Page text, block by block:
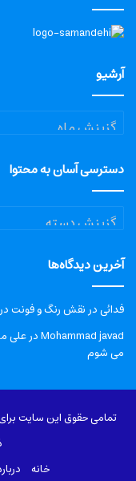
آرشیو
آرشیو
دسترسی آسان به محتوا
دسترسی
آسان
محتوا
آخرین دیدگاه‌ها
فدائیدر نقش رنگ و فونت در
Mohammad javadدرعلی
می شوم
تمامی حقوق این سایت
خانه